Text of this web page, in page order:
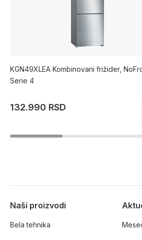
KGN49XLEA Kombinovani frižider,
Serie 4
132.990 RSD
Naši proizvodi
Bela tehnika